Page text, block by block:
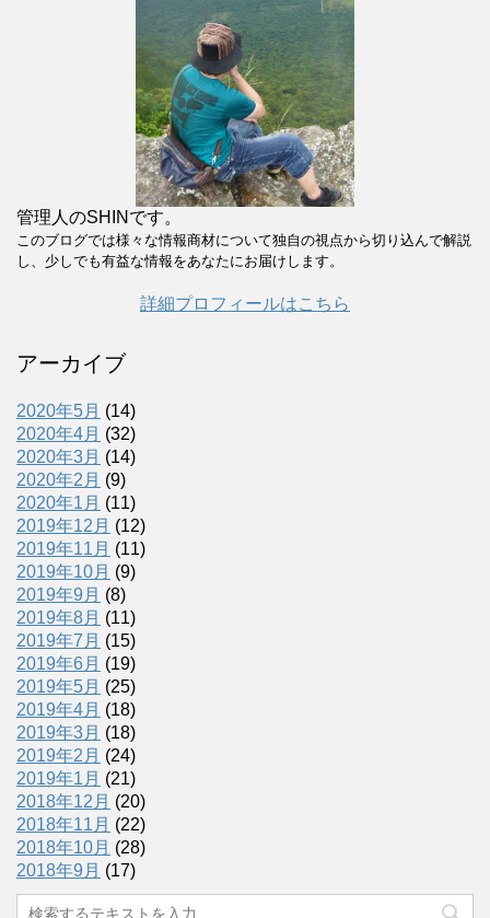
管理人のSHINです。
このブログでは様々な情報商材について独自の視点から切り込んで解説
し、少しでも有益な情報をあなたにお届けします。
詳細プロフィールはこちら
アーカイブ
2020年5月 (14)
2020年4月 (32)
2020年3月 (14)
2020年2月 (9)
2020年1月 (11)
2019年12月 (12)
2019年11月 (11)
2019年10月 (9)
2019年9月 (8)
2019年8月 (11)
2019年7月 (15)
2019年6月 (19)
2019年5月 (25)
2019年4月 (18)
2019年3月 (18)
2019年2月 (24)
2019年1月 (21)
2018年12月 (20)
2018年11月 (22)
2018年10月 (28)
2018年9月 (17)